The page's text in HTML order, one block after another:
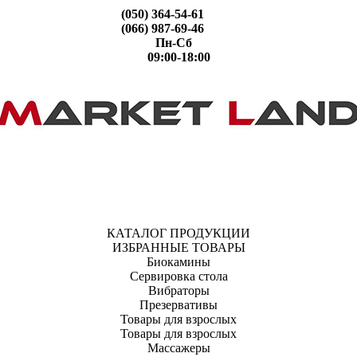
(050) 364-54-61
(066) 987-69-46
Пн-Сб
09:00-18:00
КАТАЛОГ ПРОДУКЦИИ
ИЗБРАННЫЕ ТОВАРЫ
Биокамины
Сервировка стола
Вибраторы
Презервативы
Товары для взрослых
Товары для взрослых
Массажеры